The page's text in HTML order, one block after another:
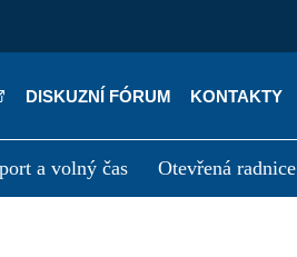
DISKUZNÍ FÓRUM KONTAKTY
a volný čas Otevřená radnice